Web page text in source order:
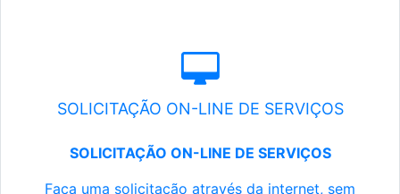
SOLICITAÇÃO ON-LINE DE SERVIÇOS
SOLICITAÇÃO ON-LINE DE SERVIÇOS
Faça uma solicitação através da internet, sem